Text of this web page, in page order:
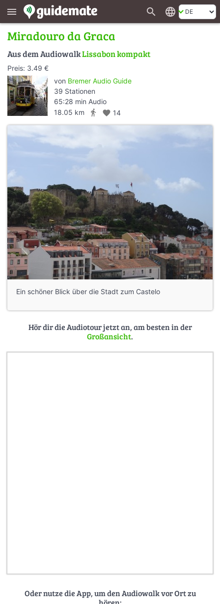
menu search language
Miradouro da Graca
Aus dem AudiowalkLissabon kompakt
Preis: 3.49 €
von Bremer Audio Guide
39 Stationen
65:28 min Audio
18.05 km
directions_walk favorite 14
Ein schöner Blick über die Stadt zum Castelo
Hör dir die Audiotour jetzt an, am besten in der
Großansicht.
Oder nutze die App, um den Audiowalk vor Ort zu